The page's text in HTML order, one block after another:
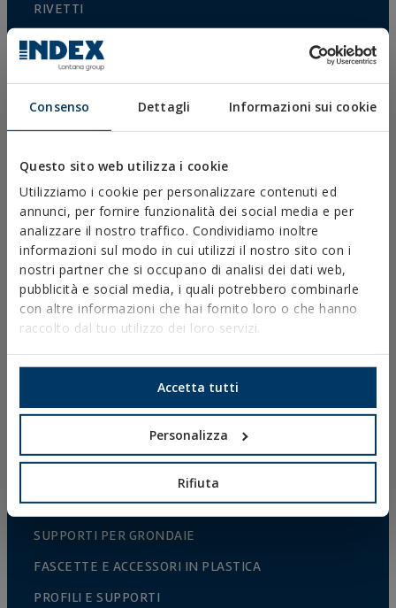
Consenso Dettagli Informazioni sui cookie
Questo sito web utilizza i cookie
Utilizziamo i cookie per personalizzare contenuti ed
annunci, per fornire funzionalità dei social media e per
analizzare il nostro traffico. Condividiamo inoltre
informazioni sul modo in cui utilizzi il nostro sito con i
nostri partner che si occupano di analisi dei dati web,
pubblicità e social media, i quali potrebbero combinarle
con altre informazioni che hai fornito loro o che hanno
raccolto dal tuo utilizzo dei loro servizi.
Accetta tutti
Personalizza
Rifiuta
RIVETTI
ACCESSORI PER CAVI E CATENE
ACCESSORI PER RECINZIONI
COLTIVAZIONE PROTETTA
RECINTI E GABBIE
FISSAGGI E ACCESSORI PER CARTONGESSO
FISSAGGIO DIRETTO
VITI PER TETTI E FACCIATE
VITI AUTOPERFORANTI, AUTOFILETTATI E PER PVC
VITI PER LEGNO
CHIODI E GANCI
CONNETTORI PER LEGNO
BULLONERIA NORMALIZZATA
PUNTE, INSERTI E ACCESSORI
COLLARI METALLICI PESANTI
COLLARI METALLICI LEGGERI
SISTEMI DI PROTEZIONE ANTINCENDIO
SUPPORTI PER GRONDAIE
FASCETTE E ACCESSORI IN PLASTICA
PROFILI E SUPPORTI